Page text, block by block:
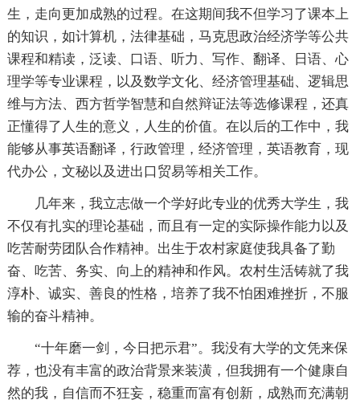
生，走向更加成熟的过程。在这期间我不但学习了课本上
的知识，如计算机，法律基础，马克思政治经济学等公共
课程和精读，泛读、口语、听力、写作、翻译、日语、心
理学等专业课程，以及数学文化、经济管理基础、逻辑思
维与方法、西方哲学智慧和自然辩证法等选修课程，还真
正懂得了人生的意义，人生的价值。在以后的工作中，我
能够从事英语翻译，行政管理，经济管理，英语教育，现
代办公，文秘以及进出口贸易等相关工作。
几年来，我立志做一个学好此专业的优秀大学生，我
不仅有扎实的理论基础，而且有一定的实际操作能力以及
吃苦耐劳团队合作精神。出生于农村家庭使我具备了勤
奋、吃苦、务实、向上的精神和作风。农村生活铸就了我
淳朴、诚实、善良的性格，培养了我不怕困难挫折，不服
输的奋斗精神。
“十年磨一剑，今日把示君”。我没有大学的文凭来保
荐，也没有丰富的政治背景来装潢，但我拥有一个健康自
然的我，自信而不狂妄，稳重而富有创新，成熟而充满朝